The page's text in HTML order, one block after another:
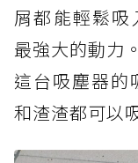
屑都能輕鬆吸
最強大的動力。
這台吸塵器的
和渣渣都可以